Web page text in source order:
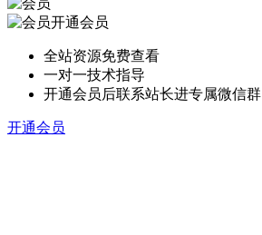
开通会员
全站资源免费查看
一对一技术指导
开通会员后联系站长进专属微信群
开通会员